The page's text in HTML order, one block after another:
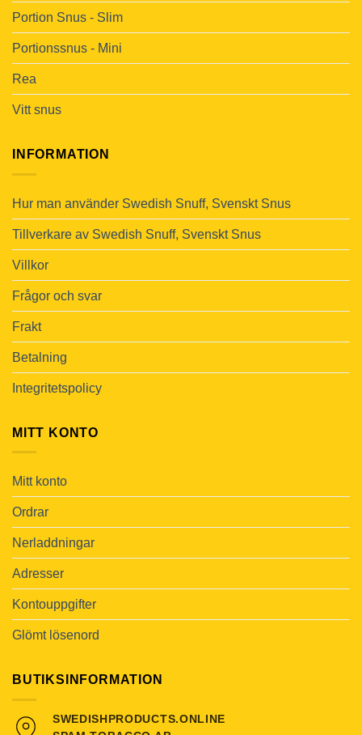
Portion Snus - Slim
Portionssnus - Mini
Rea
Vitt snus
INFORMATION
Hur man använder Swedish Snuff, Svenskt Snus
Tillverkare av Swedish Snuff, Svenskt Snus
Villkor
Frågor och svar
Frakt
Betalning
Integritetspolicy
MITT KONTO
Mitt konto
Ordrar
Nerladdningar
Adresser
Kontouppgifter
Glömt lösenord
BUTIKSINFORMATION
SWEDISHPRODUCTS.ONLINE